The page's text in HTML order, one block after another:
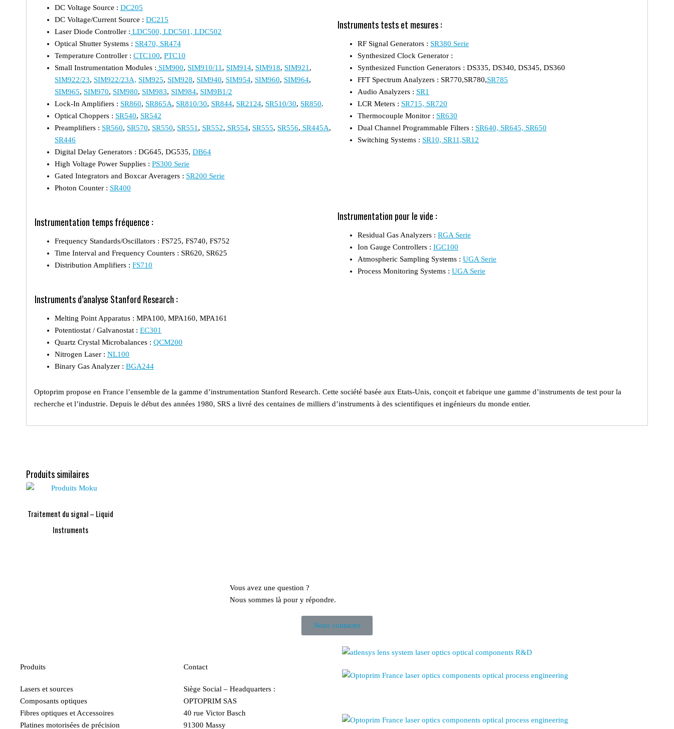
DC Voltage Source : DC205
DC Voltage/Current Source : DC215
Laser Diode Controller : LDC500, LDC501, LDC502
Optical Shutter Systems : SR470, SR474
Temperature Controller : CTC100, PTC10
Small Instrumentation Modules : SIM900, SIM910/11 , SIM914, SIM918, SIM921 ,
SIM922/23, SIM922/23A, SIM925, SIM928, SIM940, SIM954, SIM960, SIM964,
SIM965, SIM970, SIM980, SIM983, SIM984, SIM9B1/2
Lock-In Amplifiers : SR860, SR865A, SR810/30, SR844, SR2124, SR510/30, SR850.
Optical Choppers : SR540, SR542
Preamplifiers : SR560, SR570, SR550, SR551 , SR552, SR554, SR555, SR556, SR445A,
SR446
Digital Delay Generators : DG645, DG535, DB64
High Voltage Power Supplies : PS300 Serie
Gated Integrators and Boxcar Averagers : SR200 Serie
Photon Counter : SR400
Instruments tests et mesures :
RF Signal Generators : SR380 Serie
Synthesized Clock Generator :
Synthesized Function Generators : DS335, DS340, DS345, DS360
FFT Spectrum Analyzers : SR770,SR780,SR785
Audio Analyzers : SR1
LCR Meters : SR715, SR720
Thermocouple Monitor : SR630
Dual Channel Programmable Filters : SR640, SR645, SR650
Switching Systems : SR10, SR11,SR12
Instrumentation temps fréquence :
Frequency Standards/Oscillators : FS725, FS740, FS752
Time Interval and Frequency Counters : SR620, SR625
Distribution Amplifiers : FS710
Instrumentation pour le vide :
Residual Gas Analyzers : RGA Serie
Ion Gauge Controllers : IGC100
Atmospheric Sampling Systems : UGA Serie
Process Monitoring Systems : UGA Serie
Instruments d’analyse Stanford Research :
Melting Point Apparatus : MPA100, MPA160, MPA161
Potentiostat / Galvanostat : EC301
Quartz Crystal Microbalances : QCM200
Nitrogen Laser : NL100
Binary Gas Analyzer : BGA244
Optoprim propose en France l’ensemble de la gamme d’instrumentation Stanford Research. Cette société basée aux Etats-Unis, conçoit et fabrique une gamme d’instruments de test pour la
recherche et l’industrie. Depuis le début des années 1980, SRS a livré des centaines de milliers d’instruments à des scientifiques et ingénieurs du monde entier.
Produits similaires
Traitement du signal – Liquid
Instruments
Vous avez une question ?
Nous sommes là pour y répondre.
Nous contacter
Produits
Lasers et sources
Composants optiques
Fibres optiques et Accessoires
Platines motorisées de précision
Contact
Siège Social – Headquarters :
OPTOPRIM SAS
40 rue Victor Basch
91300 Massy